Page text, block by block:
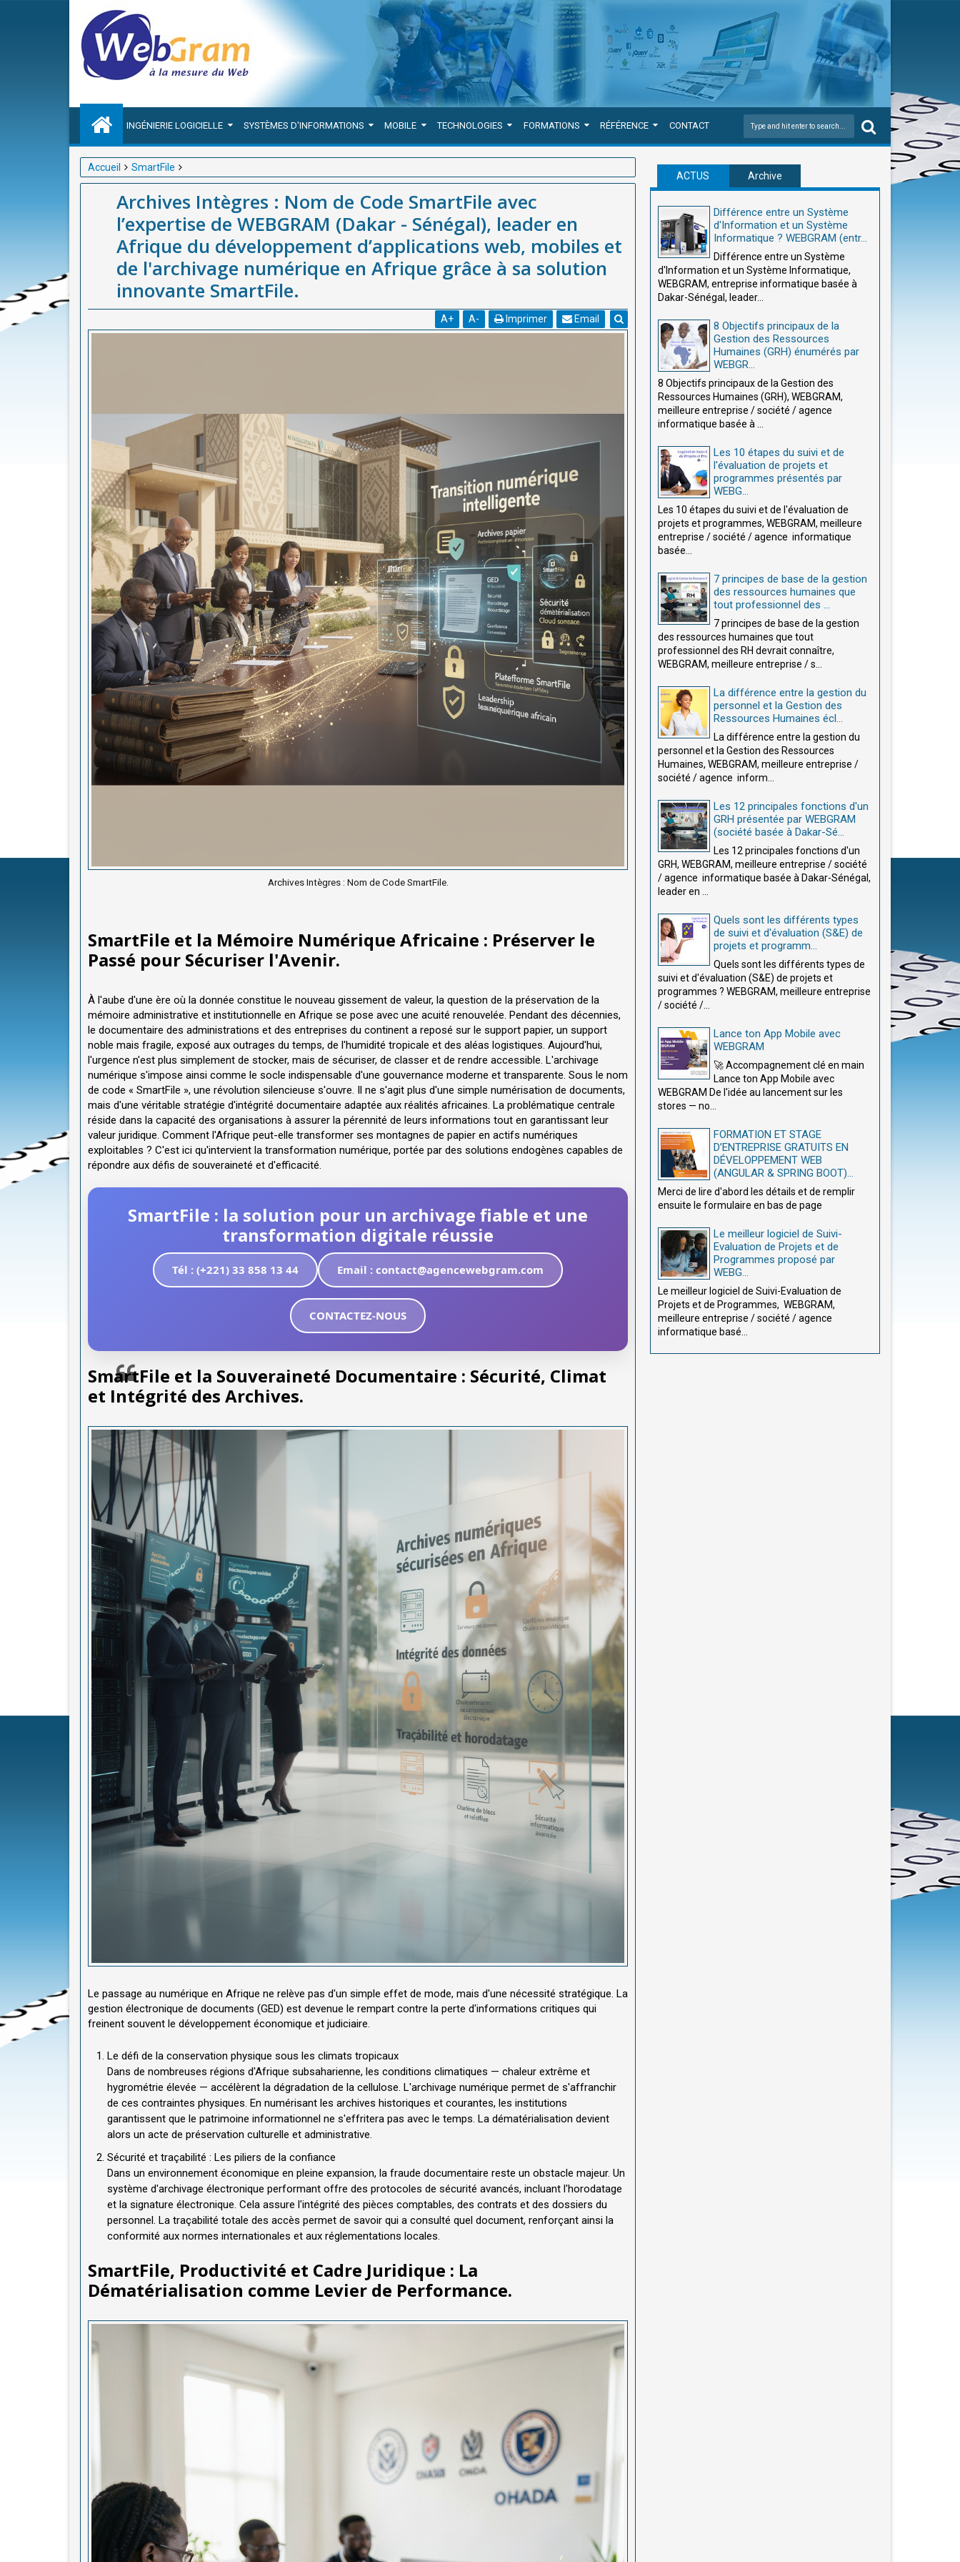
INGÉNIERIE LOGICIELLE SYSTÈMES D'INFORMATIONS MOBILE TECHNOLOGIES FORMATIONS RÉFÉRENCE CONTACT
Accueil
SmartFile
Archives Intègres : Nom de Code SmartFile avec l’expertise de WEBGRAM (Dakar - Sénégal), leader en Afrique du
développement d’applications web, mobiles et de l'archivage numérique en Afrique grâce à sa solution innovante
SmartFile.
Archives Intègres : Nom de Code SmartFile avec
l’expertise de WEBGRAM (Dakar - Sénégal), leader en
Afrique du développement d’applications web, mobiles et
de l'archivage numérique en Afrique grâce à sa solution
innovante SmartFile.
A+ A- Imprimer Email
Archives Intègres : Nom de Code SmartFile.
SmartFile et la Mémoire Numérique Africaine : Préserver le
Passé pour Sécuriser l'Avenir.
À l'aube d'une ère où la donnée constitue le nouveau gissement de valeur, la question de la préservation de la
mémoire administrative et institutionnelle en Afrique se pose avec une acuité renouvelée. Pendant des décennies,
le documentaire des administrations et des entreprises du continent a reposé sur le support papier, un support
noble mais fragile, exposé aux outrages du temps, de l'humidité tropicale et des aléas logistiques. Aujourd'hui,
l'urgence n'est plus simplement de stocker, mais de sécuriser, de classer et de rendre accessible. L'archivage
numérique s'impose ainsi comme le socle indispensable d'une gouvernance moderne et transparente. Sous le nom
de code « SmartFile », une révolution silencieuse s'ouvre. Il ne s'agit plus d'une simple numérisation de documents,
mais d'une véritable stratégie d'intégrité documentaire adaptée aux réalités africaines. La problématique centrale
réside dans la capacité des organisations à assurer la pérennité de leurs informations tout en garantissant leur
valeur juridique. Comment l'Afrique peut-elle transformer ses montagnes de papier en actifs numériques
exploitables ? C'est ici qu'intervient la transformation numérique, portée par des solutions endogènes capables de
répondre aux défis de souveraineté et d'efficacité.
SmartFile : la solution pour un archivage fiable et une
transformation digitale réussie
Tél : (+221) 33 858 13 44 Email : contact@agencewebgram.com
CONTACTEZ-NOUS
SmartFile et la Souveraineté Documentaire : Sécurité, Climat
et Intégrité des Archives.
Le passage au numérique en Afrique ne relève pas d'un simple effet de mode, mais d'une nécessité stratégique. La
gestion électronique de documents (GED) est devenue le rempart contre la perte d'informations critiques qui
freinent souvent le développement économique et judiciaire.
Le défi de la conservation physique sous les climats tropicaux
Dans de nombreuses régions d'Afrique subsaharienne, les conditions climatiques — chaleur extrême et
hygrométrie élevée — accélèrent la dégradation de la cellulose. L'archivage numérique permet de s'affranchir
de ces contraintes physiques. En numérisant les archives historiques et courantes, les institutions
garantissent que le patrimoine informationnel ne s'effritera pas avec le temps. La dématérialisation devient
alors un acte de préservation culturelle et administrative.
Sécurité et traçabilité : Les piliers de la confiance
Dans un environnement économique en pleine expansion, la fraude documentaire reste un obstacle majeur. Un
système d'archivage électronique performant offre des protocoles de sécurité avancés, incluant l'horodatage
et la signature électronique. Cela assure l'intégrité des pièces comptables, des contrats et des dossiers du
personnel. La traçabilité totale des accès permet de savoir qui a consulté quel document, renforçant ainsi la
conformité aux normes internationales et aux réglementations locales.
SmartFile, Productivité et Cadre Juridique : La
Dématérialisation comme Levier de Performance.
ACTUS Archive
Différence entre un Système
d'Information et un Système
Informatique ? WEBGRAM (entr...
Différence entre un Système
d'Information et un Système Informatique,
WEBGRAM, entreprise informatique basée à
Dakar-Sénégal, leader...
8 Objectifs principaux de la
Gestion des Ressources
Humaines (GRH) énumérés par
WEBGR...
8 Objectifs principaux de la Gestion des
Ressources Humaines (GRH), WEBGRAM,
meilleure entreprise / société / agence
informatique basée à ...
Les 10 étapes du suivi et de
l'évaluation de projets et
programmes présentés par
WEBG...
Les 10 étapes du suivi et de l'évaluation de
projets et programmes, WEBGRAM, meilleure
entreprise / société / agence informatique
basée...
7 principes de base de la gestion
des ressources humaines que
tout professionnel des ...
7 principes de base de la gestion
des ressources humaines que tout
professionnel des RH devrait connaître,
WEBGRAM, meilleure entreprise / s...
La différence entre la gestion du
personnel et la Gestion des
Ressources Humaines écl...
La différence entre la gestion du
personnel et la Gestion des Ressources
Humaines, WEBGRAM, meilleure entreprise /
société / agence inform...
Les 12 principales fonctions d'un
GRH présentée par WEBGRAM
(société basée à Dakar-Sé...
Les 12 principales fonctions d'un
GRH, WEBGRAM, meilleure entreprise / société
/ agence informatique basée à Dakar-Sénégal,
leader en ...
Quels sont les différents types
de suivi et d'évaluation (S&E) de
projets et programm...
Quels sont les différents types de
suivi et d'évaluation (S&E) de projets et
programmes ? WEBGRAM, meilleure entreprise
/ société /...
Lance ton App Mobile avec
WEBGRAM
🚀 Accompagnement clé en main
Lance ton App Mobile avec
WEBGRAM De l'idée au lancement sur les
stores — no...
FORMATION ET STAGE
D’ENTREPRISE GRATUITS EN
DÉVELOPPEMENT WEB
(ANGULAR & SPRING BOOT)...
Merci de lire d'abord les détails et de remplir
ensuite le formulaire en bas de page
Le meilleur logiciel de Suivi-
Evaluation de Projets et de
Programmes proposé par
WEBG...
Le meilleur logiciel de Suivi-Evaluation de
Projets et de Programmes, WEBGRAM,
meilleure entreprise / société / agence
informatique basé...